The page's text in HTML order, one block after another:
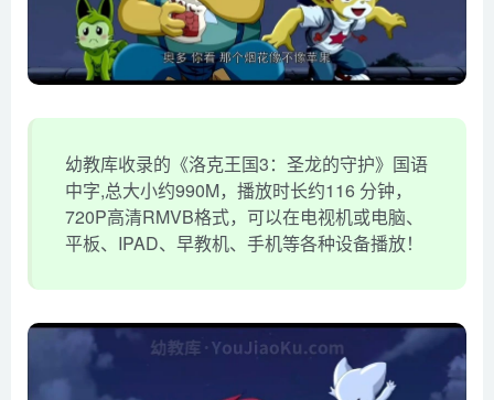
幼教库收录的《洛克王国3：圣龙的守护》国语
中字,总大小约990M，播放时长约116 分钟，
720P高清RMVB格式，可以在电视机或电脑、
平板、IPAD、早教机、手机等各种设备播放！